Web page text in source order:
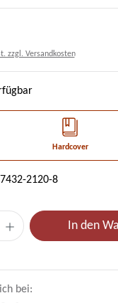
zzgl. Versandkosten
Hardcover
2120-8
Gib den
In den
bei: